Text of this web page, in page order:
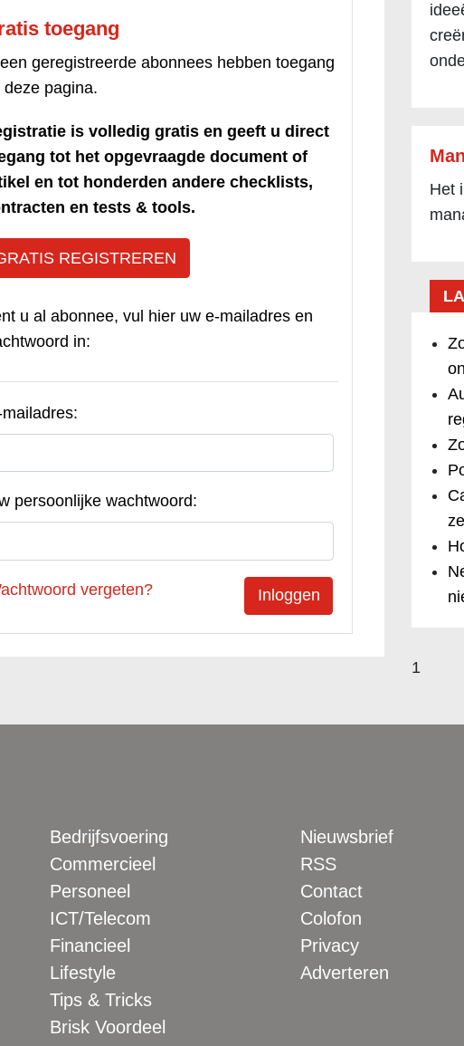
toegang
geregistreerde abonnees hebben toegang
deze pagina.
is volledig gratis en geeft u direct
tot het opgevraagde document of
en tot honderden andere checklists,
en tests & tools.
REGISTREREN
u al abonnee, vul hier uw e-mailadres en
in:
mailadres:
persoonlijke wachtwoord:
vergeten?
Het
1
Bedrijfsvoering
Commercieel
Personeel
ICT/Telecom
Financieel
Lifestyle
Tips & Tricks
Brisk Voordeel
Nieuwsbrief
RSS
Contact
Colofon
Privacy
Adverteren